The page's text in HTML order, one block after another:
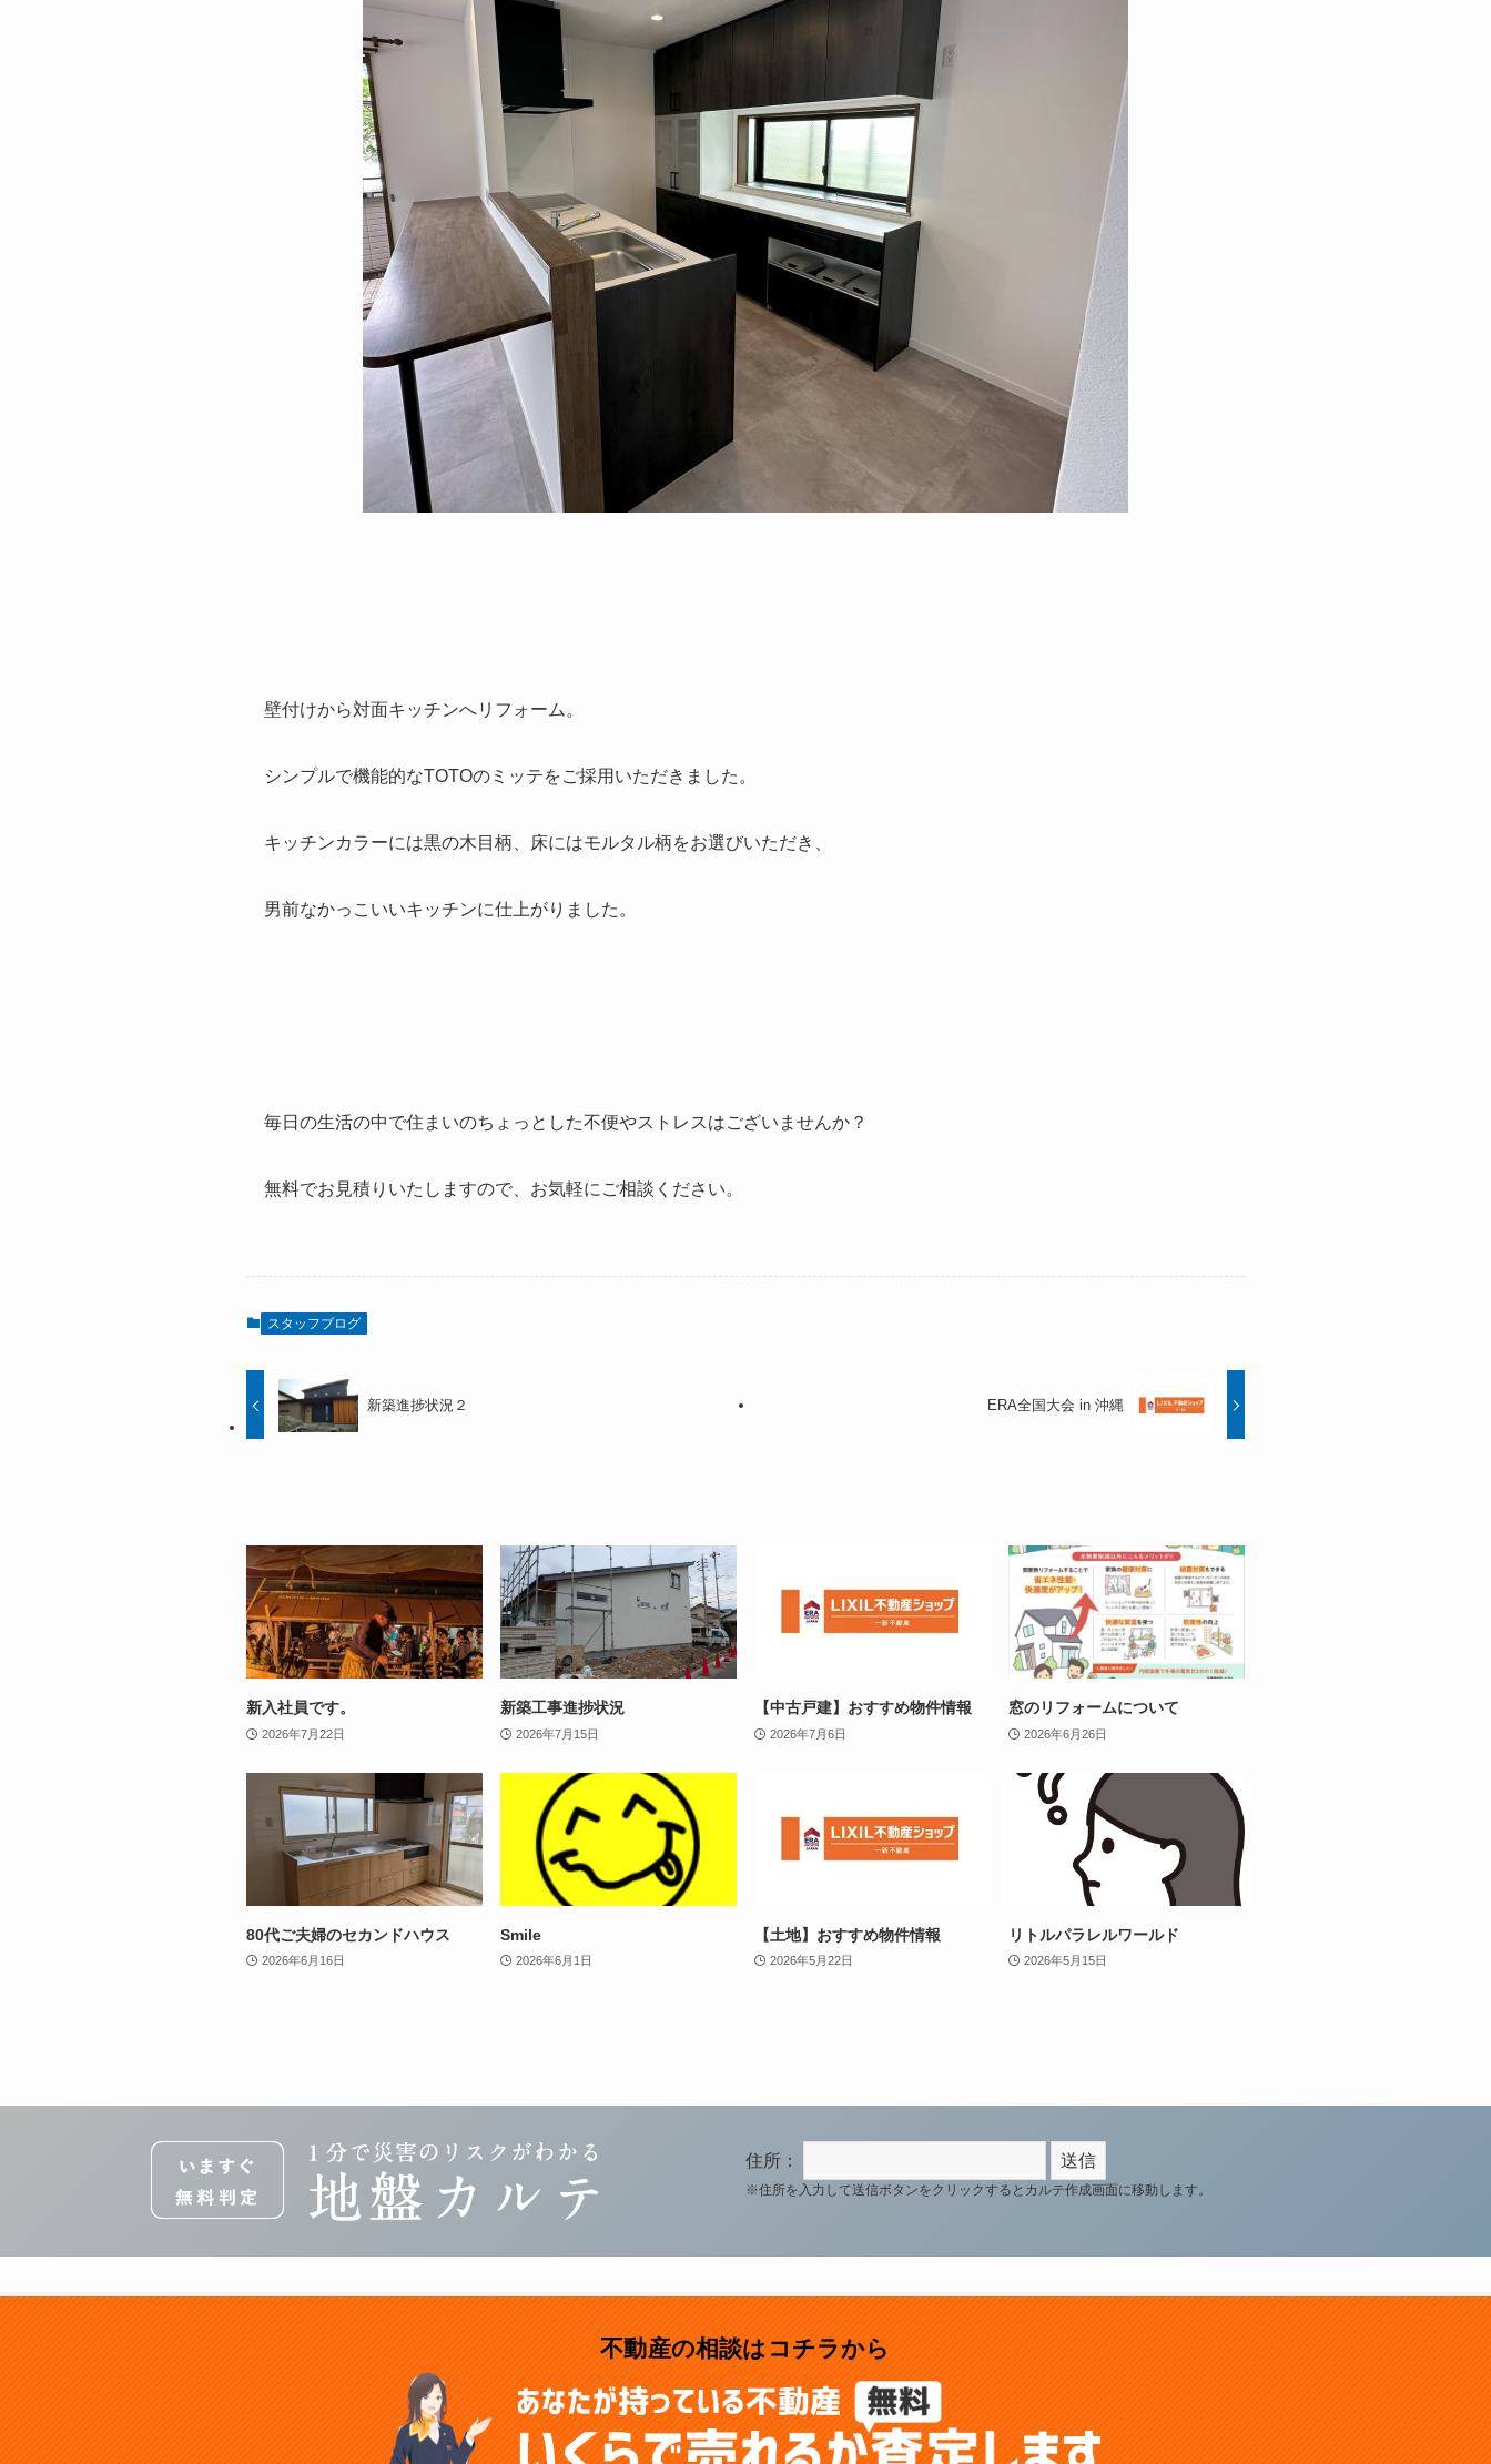
壁付けから対面キッチンへリフォーム。
シンプルで機能的なTOTOのミッテをご採用いただきました。
キッチンカラーには黒の木目柄、床にはモルタル柄をお選びいただき、
男前なかっこいいキッチンに仕上がりました。
毎日の生活の中で住まいのちょっとした不便やストレスはございませんか？
無料でお見積りいたしますので、お気軽にご相談ください。
スタッフブログ
新築進捗状況２ ERA全国大会 in 沖縄
新入社員です。
2026年7月22日
新築工事進捗状況
2026年7月15日
【中古戸建】おすすめ物件情報
2026年7月6日
窓のリフォームについて
2026年6月26日
80代ご夫婦のセカンドハウス
2026年6月16日
Smile
2026年6月1日
【土地】おすすめ物件情報
2026年5月22日
リトルパラレルワールド
2026年5月15日
住所：
※住所を入力して送信ボタンをクリックするとカルテ作成画面に移動します。
不動産の相談はコチラから